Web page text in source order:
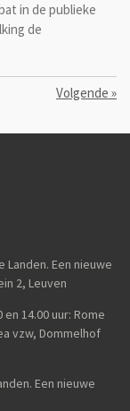
in de publieke
de
Volgende »
Landen. Een nieuwe
2, Leuven
14.00 uur: Rome
vzw, Dommelhof
Een nieuwe